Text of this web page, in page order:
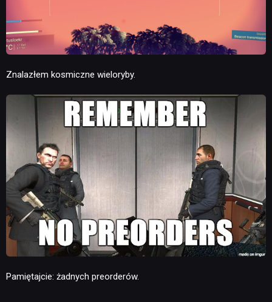
Znalazłem kosmiczne wieloryby.
Pamiętajcie: żadnych preorderów.